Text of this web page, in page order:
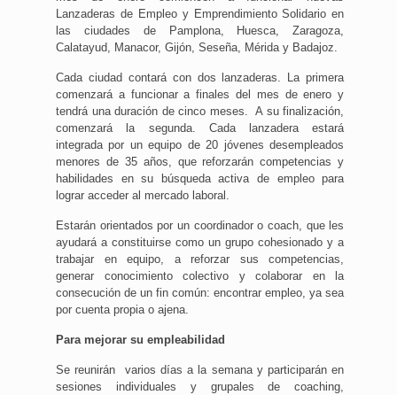
Lanzaderas de Empleo y Emprendimiento Solidario en
las ciudades de Pamplona, Huesca, Zaragoza,
Calatayud, Manacor, Gijón, Seseña, Mérida y Badajoz.
Cada ciudad contará con dos lanzaderas. La primera
comenzará a funcionar a finales del mes de enero y
tendrá una duración de cinco meses. A su finalización,
comenzará la segunda. Cada lanzadera estará
integrada por un equipo de 20 jóvenes desempleados
menores de 35 años, que reforzarán competencias y
habilidades en su búsqueda activa de empleo para
lograr acceder al mercado laboral.
Estarán orientados por un coordinador o coach, que les
ayudará a constituirse como un grupo cohesionado y a
trabajar en equipo, a reforzar sus competencias,
generar conocimiento colectivo y colaborar en la
consecución de un fin común: encontrar empleo, ya sea
por cuenta propia o ajena.
Para mejorar su empleabilidad
Se reunirán varios días a la semana y participarán en
sesiones individuales y grupales de coaching,